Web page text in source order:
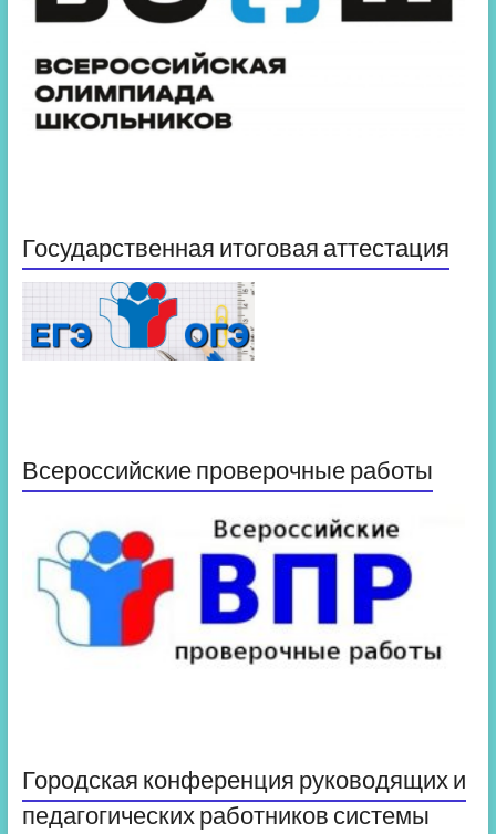
Государственная итоговая аттестация
Всероссийские проверочные работы
Городская конференция руководящих и
педагогических работников системы